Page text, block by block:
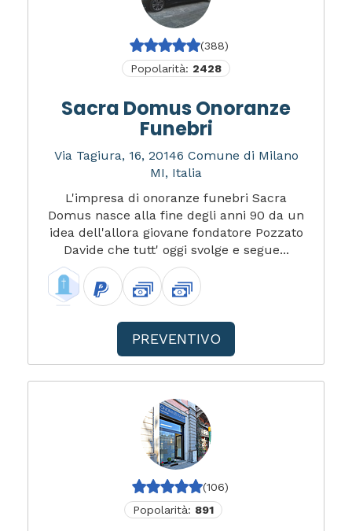
(388)
Popolarità: 2428
Sacra Domus Onoranze
Funebri
Via Tagiura, 16, 20146 Comune di Milano
MI, Italia
L'impresa di onoranze funebri Sacra
Domus nasce alla fine degli anni 90 da un
idea dell'allora giovane fondatore Pozzato
Davide che tutt' oggi svolge e segue...
PREVENTIVO
(106)
Popolarità: 891